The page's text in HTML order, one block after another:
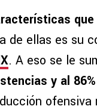
de ellas es su
. A eso se le
y al
ofensiva